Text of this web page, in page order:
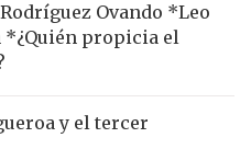
Ovando *Leo
*¿Quién propicia el
y el tercer